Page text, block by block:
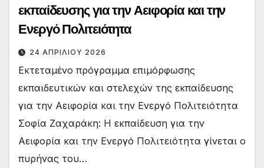
εκπαίδευσης για την Αειφορία και την
Ενεργό Πολιτειότητα
24 ΑΠΡΙΛΊΟΥ 2026
Εκτεταμένο πρόγραμμα επιμόρφωσης
εκπαιδευτικών και στελεχών της εκπαίδευσης
για την Αειφορία και την Ενεργό Πολιτειότητα
Σοφία Ζαχαράκη: Η εκπαίδευση για την
Αειφορία και την Ενεργό Πολιτειότητα γίνεται ο
πυρήνας του…